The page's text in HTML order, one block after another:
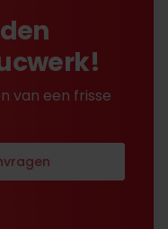
van een frisse